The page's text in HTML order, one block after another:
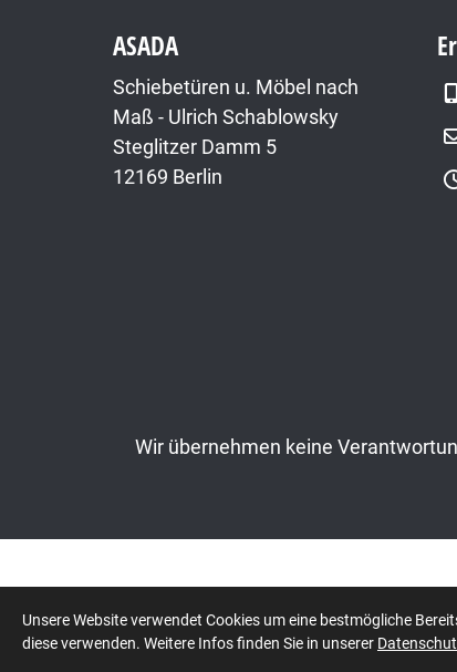
ASADA
Schiebetüren u. Möbel nach
Maß - Ulrich Schablowsky
Steglitzer Damm 5
12169 Berlin
Wir übernehmen keine
© 2026 ASADA
Unsere Website verwendet Cookies um eine bestmögliche
diese verwenden. Weitere Infos finden Sie in unserer